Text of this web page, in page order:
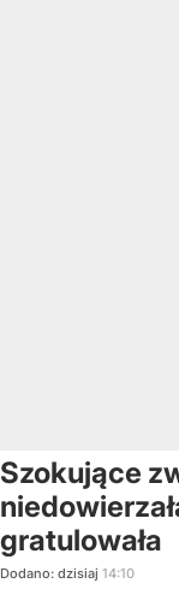
Szokujące
gratulowała
Dodano: dzisiaj 14:10